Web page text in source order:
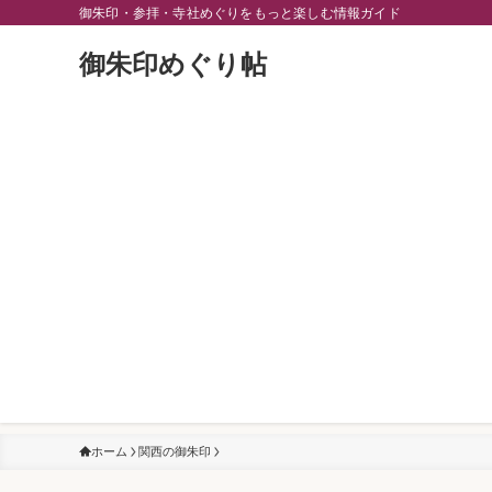
御朱印・参拝・寺社めぐりをもっと楽しむ情報ガイド
御朱印めぐり帖
ホーム 関西の御朱印